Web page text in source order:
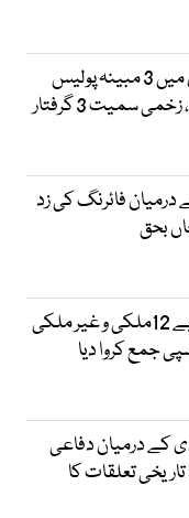
کراچی: مختلف علاقوں میں 3 مبینہ پولیس
سمیت 3 گرفتار
درمیان فائرنگ کی زد
فیسکو کی نجکاری کیلیے 12ملکی و غیر ملکی
جمع کروا دیا
کے درمیان دفاعی
تعلقات کا